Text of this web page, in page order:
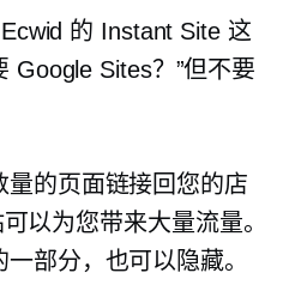
的 Instant Site 这
Google Sites？”但不要
的页面链接回您的店
以为您带来大量流量。
部分，也可以隐藏。